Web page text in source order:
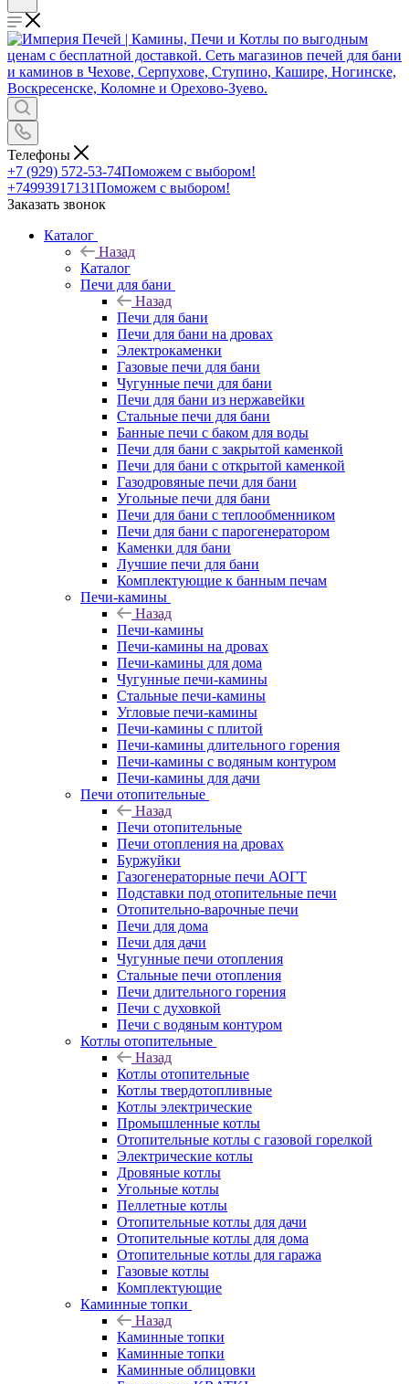
Телефоны
+7 (929) 572-53-74Поможем с выбором!
+74993917131Поможем с выбором!
Заказать звонок
Каталог
Назад
Каталог
Печи для бани
Назад
Печи для бани
Печи для бани на дровах
Электрокаменки
Газовые печи для бани
Чугунные печи для бани
Печи для бани из нержавейки
Стальные печи для бани
Банные печи с баком для воды
Печи для бани с закрытой каменкой
Печи для бани с открытой каменкой
Газодровяные печи для бани
Угольные печи для бани
Печи для бани с теплообменником
Печи для бани с парогенератором
Каменки для бани
Лучшие печи для бани
Комплектующие к банным печам
Печи-камины
Назад
Печи-камины
Печи-камины на дровах
Печи-камины для дома
Чугунные печи-камины
Стальные печи-камины
Угловые печи-камины
Печи-камины с плитой
Печи-камины длительного горения
Печи-камины с водяным контуром
Печи-камины для дачи
Печи отопительные
Назад
Печи отопительные
Печи отопления на дровах
Буржуйки
Газогенераторные печи АОГТ
Подставки под отопительные печи
Отопительно-варочные печи
Печи для дома
Печи для дачи
Чугунные печи отопления
Стальные печи отопления
Печи длительного горения
Печи с духовкой
Печи с водяным контуром
Котлы отопительные
Назад
Котлы отопительные
Котлы твердотопливные
Котлы электрические
Промышленные котлы
Отопительные котлы с газовой горелкой
Электрические котлы
Дровяные котлы
Угольные котлы
Пеллетные котлы
Отопительные котлы для дачи
Отопительные котлы для дома
Отопительные котлы для гаража
Газовые котлы
Комплектующие
Каминные топки
Назад
Каминные топки
Каминные топки
Каминные облицовки